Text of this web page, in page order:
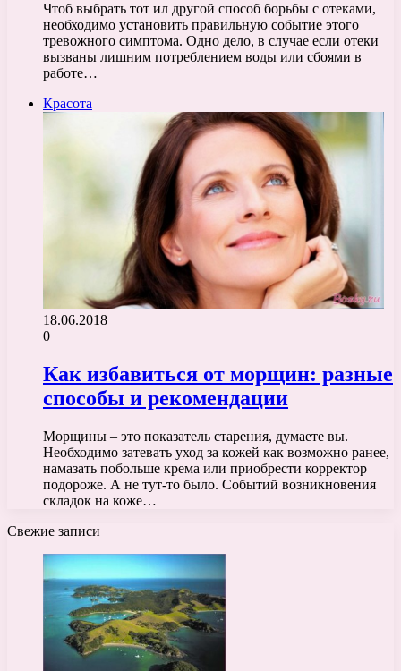
Чтоб выбрать тот ил другой способ борьбы с отеками,
необходимо установить правильную событие этого
тревожного симптома. Одно дело, в случае если отеки
вызваны лишним потреблением воды или сбоями в
работе…
Красота
18.06.2018
0
Как избавиться от морщин: разные
способы и рекомендации
Морщины – это показатель старения, думаете вы.
Необходимо затевать уход за кожей как возможно ранее,
намазать побольше крема или приобрести корректор
подороже. А не тут-то было. Событий возникновения
складок на коже…
Свежие записи